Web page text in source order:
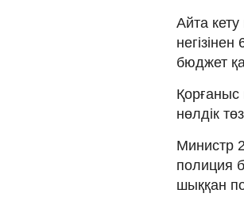
Айта
бюджет
Қорғаныс
нөлдік
Министр
полиция
шыққан